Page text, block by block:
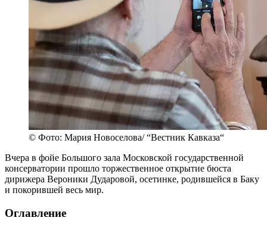
© Фото: Мария Новоселова/ “Вестник Кавказа“
Вчера в фойе Большого зала Московской государственной
консерватории прошло торжественное открытие бюста
дирижера Вероники Дударовой, осетинке, родившейся в Баку
и покорившей весь мир.
Оглавление